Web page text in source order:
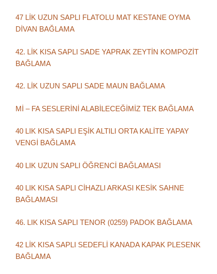
47 LİK UZUN SAPLI FLATOLU MAT KESTANE OYMA
DİVAN BAĞLAMA
42. LİK KISA SAPLI SADE YAPRAK ZEYTİN KOMPOZİT
BAĞLAMA
42. LİK UZUN SAPLI SADE MAUN BAĞLAMA
Mİ – FA SESLERİNİ ALABİLECEĞİMİZ TEK BAĞLAMA
40 LIK KISA SAPLI EŞİK ALTILI ORTA KALİTE YAPAY
VENGİ BAĞLAMA
40 LIK UZUN SAPLI ÖĞRENCİ BAĞLAMASI
40 LIK KISA SAPLI CİHAZLI ARKASI KESİK SAHNE
BAĞLAMASI
46. LIK KISA SAPLI TENOR (0259) PADOK BAĞLAMA
42 LİK KISA SAPLI SEDEFLİ KANADA KAPAK PLESENK
BAĞLAMA